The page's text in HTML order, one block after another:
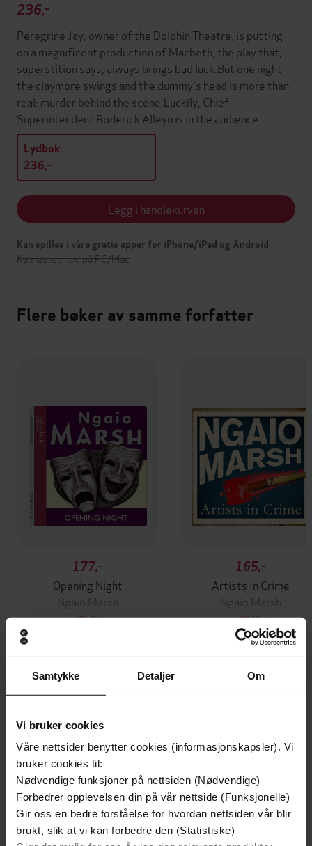
Samtykke Detaljer Om
Vi bruker cookies
Våre nettsider benytter cookies (informasjonskapsler). Vi
bruker cookies til:
Nødvendige funksjoner på nettsiden (Nødvendige)
Forbedrer opplevelsen din på vår nettside (Funksjonelle)
Gir oss en bedre forståelse for hvordan nettsiden vår blir
brukt, slik at vi kan forbedre den (Statistiske)
236,-
Peregrine Jay, owner of the Dolphin Theatre, is putting
on a magnificent production of Macbeth, the play that,
superstition says, always brings bad luck.But one night
the claymore swings and the dummy's head is more than
real: murder behind the scene.Luckily, Chief
Superintendent Roderick Alleyn is in the audience...
Lydbok
236,-
Legg i handlekurven
Kan spilles i våre gratis apper for iPhone/iPad og Android
Kan lastes ned på PC/Mac
Flere bøker av samme forfatter
177,-
Opening Night
Ngaio Marsh
LYDBOK
165,-
Artists In Crime
Ngaio Marsh
LYDBOK
Andre har også kjøpt
Premium
Vinner av Rivertonprisen
Første gang på tilbud